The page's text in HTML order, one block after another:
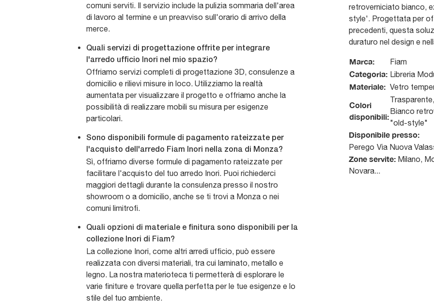
comuni serviti. Il servizio include la pulizia sommaria dell'area
di lavoro al termine e un preavviso sull'orario di arrivo della
merce.
Quali servizi di progettazione offrite per integrare
l'arredo ufficio Inori nel mio spazio?
Offriamo servizi completi di progettazione 3D, consulenze a
domicilio e rilievi misure in loco. Utilizziamo la realtà
aumentata per visualizzare il progetto e offriamo anche la
possibilità di realizzare mobili su misura per esigenze
particolari.
Sono disponibili formule di pagamento rateizzate per
l'acquisto dell'arredo Fiam Inori nella zona di Monza?
Sì, offriamo diverse formule di pagamento rateizzate per
facilitare l'acquisto del tuo arredo Inori. Puoi richiederci
maggiori dettagli durante la consulenza presso il nostro
showroom o a domicilio, anche se ti trovi a Monza o nei
comuni limitrofi.
Quali opzioni di materiale e finitura sono disponibili per la
collezione Inori di Fiam?
La collezione Inori, come altri arredi ufficio, può essere
realizzata con diversi materiali, tra cui laminato, metallo e
legno. La nostra materioteca ti permetterà di esplorare le
varie finiture e trovare quella perfetta per le tue esigenze e lo
stile del tuo ambiente.
retroverniciato bianco,
style'. Progettata per
precedenti, questa
duraturo nel design e
Marca: Fiam
Categoria: Libreria
Materiale: Vetro
Colori
disponibili:
Bianco
"old-style"
Disponibile presso:
Perego Via Nuova
Zone servite: Milano,
Novara...